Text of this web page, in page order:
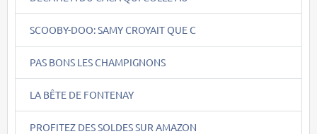
SCOOBY-DOO: SAMY CROYAIT QUE C
PAS BONS LES CHAMPIGNONS
LA BÊTE DE FONTENAY
PROFITEZ DES SOLDES SUR AMAZON